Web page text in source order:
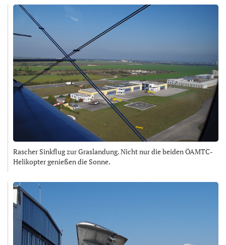
Rascher Sinkflug zur Graslandung. Nicht nur die beiden ÖAMTC-
Helikopter genießen die Sonne.